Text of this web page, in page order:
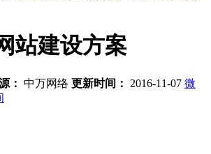
站建设方案
： 中万网络 更新时间： 2016-11-07 微